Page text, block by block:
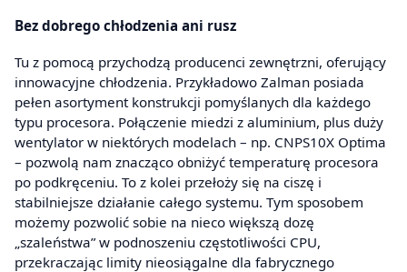
Bez dobrego chłodzenia ani rusz
Tu z pomocą przychodzą producenci zewnętrzni, oferujący
innowacyjne chłodzenia. Przykładowo Zalman posiada
pełen asortyment konstrukcji pomyślanych dla każdego
typu procesora. Połączenie miedzi z aluminium, plus duży
wentylator w niektórych modelach – np. CNPS10X Optima
– pozwolą nam znacząco obniżyć temperaturę procesora
po podkręceniu. To z kolei przełoży się na ciszę i
stabilniejsze działanie całego systemu. Tym sposobem
możemy pozwolić sobie na nieco większą dozę
„szaleństwa” w podnoszeniu częstotliwości CPU,
przekraczając limity nieosiągalne dla fabrycznego